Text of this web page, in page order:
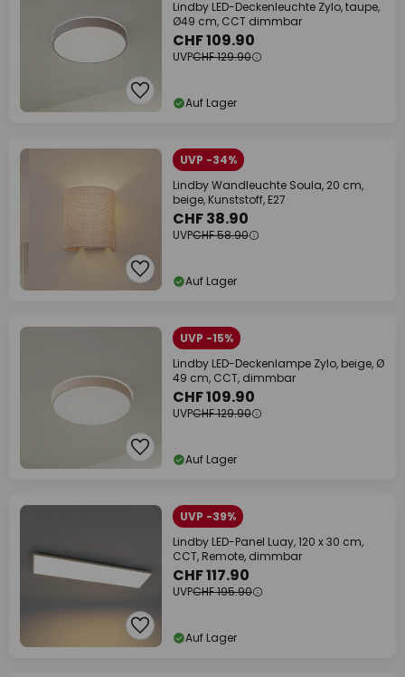
Lindby LED-Deckenleuchte Zylo, taupe,
Ø49 cm, CCT dimmbar
CHF 109.90
UVPCHF 129.90
Auf Lager
UVP -34%
Lindby Wandleuchte Soula, 20 cm,
beige, Kunststoff, E27
CHF 38.90
UVPCHF 58.90
Auf Lager
UVP -15%
Lindby LED-Deckenlampe Zylo, beige, Ø
49 cm, CCT, dimmbar
CHF 109.90
UVPCHF 129.90
Auf Lager
UVP -39%
Lindby LED-Panel Luay, 120 x 30 cm,
CCT, Remote, dimmbar
CHF 117.90
UVPCHF 195.90
Auf Lager